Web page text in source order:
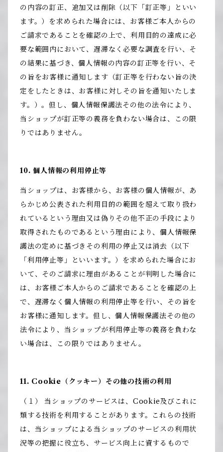
の内容の訂正、追加又は削除（以下「訂正等」といい
ます。）を求められた場合には、お客様ご本人からの
ご請求であることを確認の上で、利用目的の達成に必
要な範囲内において、遅滞なく必要な調査を行い、そ
の結果に基づき、個人情報の内容の訂正等を行い、そ
の旨をお客様に通知します（訂正等を行わない旨の決
定をしたときは、お客様に対しその旨を通知いたしま
す。）。但し、個人情報保護法その他の法令により、
当ショップが訂正等の義務を負わない場合は、この限
りではありません。
10. 個人情報の利用停止等
当ショップは、お客様から、お客様の個人情報が、あ
らかじめ公表された利用目的の範囲を超えて取り扱わ
れているという理由又は偽りその他不正の手段により
取得されたものであるという理由により、個人情報保
護法の定めに基づきその利用の停止又は消去（以下
「利用停止等」といいます。）を求められた場合にお
いて、そのご請求に理由があることが判明した場合に
は、お客様ご本人からのご請求であることを確認の上
で、遅滞なく個人情報の利用停止等を行い、その旨を
お客様に通知します。但し、個人情報保護法その他の
法令により、当ショップが利用停止等の義務を負わな
い場合は、この限りではありません。
11. Cookie（クッキー）その他の技術の利用
（１） 当ショップのサービスは、Cookie及びこれに
類する技術を利用することがあります。これらの技術
は、当ショップによる当ショップのサービスの利用状
況等の把握に役立ち、サービス向上に資するもので